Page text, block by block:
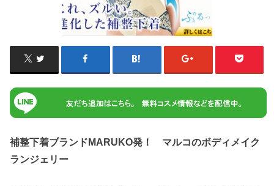
補整下着ブランドMARUKO発！ マルコのボディメイク
ランジェリー